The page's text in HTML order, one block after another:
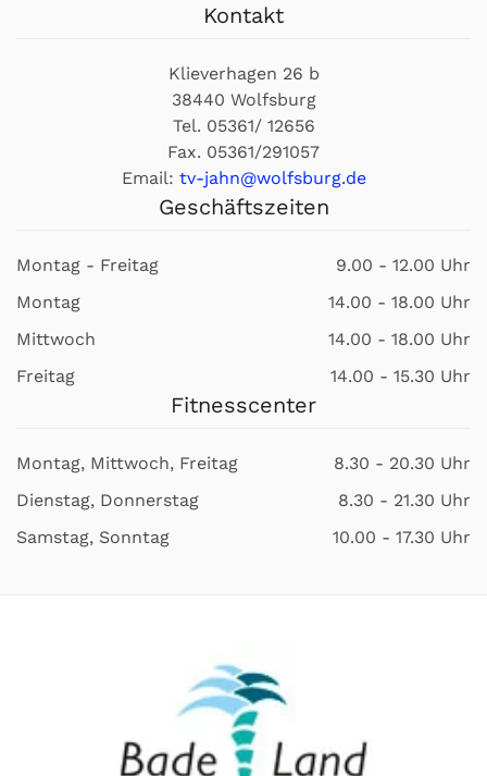
Kontakt
Klieverhagen 26 b
38440 Wolfsburg
Tel. 05361/ 12656
Fax. 05361/291057
Email: tv-jahn@wolfsburg.de
Geschäftszeiten
Montag - Freitag
9.00 - 12.00 Uhr
Montag
14.00 - 18.00 Uhr
Mittwoch
14.00 - 18.00 Uhr
Freitag
14.00 - 15.30 Uhr
Fitnesscenter
Montag, Mittwoch, Freitag
8.30 - 20.30 Uhr
Dienstag, Donnerstag
8.30 - 21.30 Uhr
Samstag, Sonntag
10.00 - 17.30 Uhr